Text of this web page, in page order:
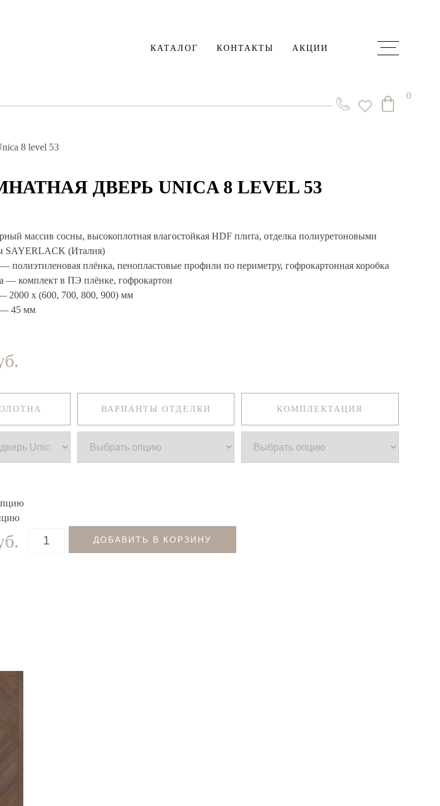
КАТАЛОГ КОНТАКТЫ АКЦИИ
КАТАЛОГ
0
8 level 53
ДВЕРЬ UNICA 8 LEVEL 53
массив сосны, высокоплотная влагостойкая HDF плита, отделка полиуретоновыми
SAYERLACK (Италия)
полиэтиленовая плёнка, пенопластовые профили по периметру, гофрокартонная коробка
— комплект в ПЭ плёнке, гофрокартон
2000 x (600, 700, 800, 900) мм
— 45 мм
КОМПЛЕКТАЦИЯ
ВАРИАНТЫ ОТДЕЛКИ
ДОБАВИТЬ В КОРЗИНУ